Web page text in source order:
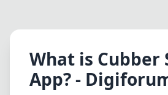
What is Cubber
App? -